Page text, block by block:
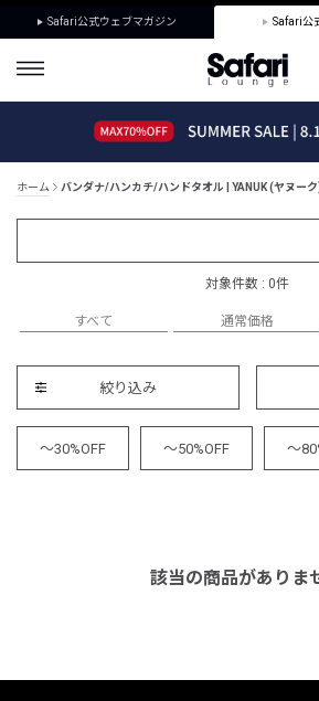
Safari公式ウェブマガジン Safari公
ホーム バンダナ/ハンカチ/ハンドタオル | YANUK (ヤヌーク
対象件数 : 0件
すべて 通常価格
絞り込み
～30%OFF ～50%OFF ～
該当の商品がありま